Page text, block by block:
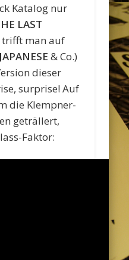
Katalog nur
LAST
trifft man auf
& Co.)
dieser
surprise! Auf
die Klempner-
geträllert,
Faktor: